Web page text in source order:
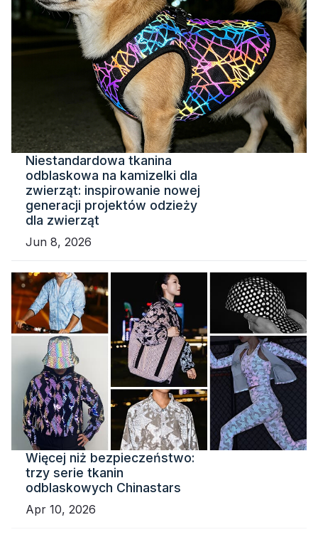
Niestandardowa tkanina
odblaskowa na kamizelki dla
zwierząt: inspirowanie nowej
generacji projektów odzieży
dla zwierząt
Jun 8, 2026
Więcej niż bezpieczeństwo:
trzy serie tkanin
odblaskowych Chinastars
Apr 10, 2026